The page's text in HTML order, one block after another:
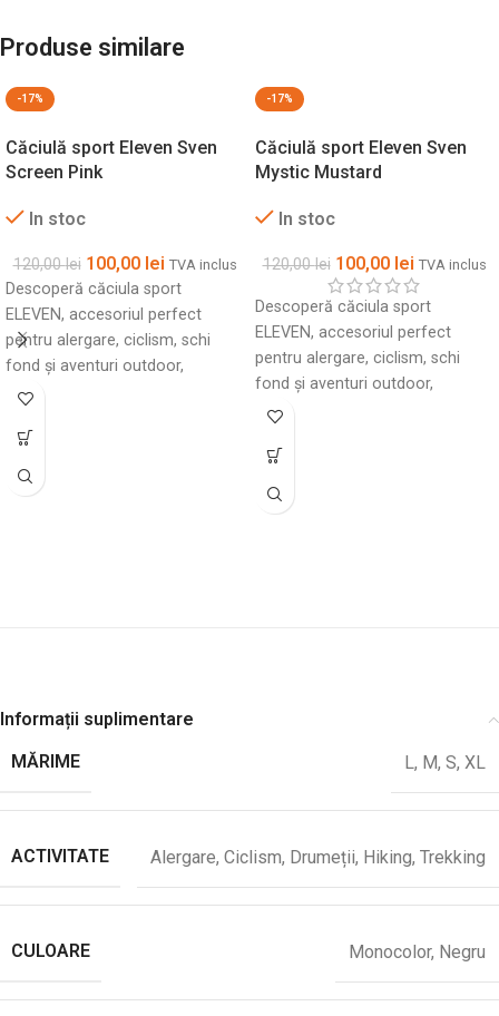
Produse similare
-17%
Căciulă sport Eleven Sven
Screen Pink
In stoc
120,00lei 100,00 lei TVA inclus
Descoperă căciula sport
ELEVEN, accesoriul perfect
pentru alergare, ciclism, schi
fond și aventuri outdoor,
indiferent de sezon. Versatilă, cu
decorativ, se potrivește perfect
pentru orice activitate sportivă.
-17%
Căciulă sport Eleven Sven
Mystic Mustard
In stoc
120,00lei 100,00 lei TVA inclus
Descoperă căciula sport
ELEVEN, accesoriul perfect
pentru alergare, ciclism, schi
fond și aventuri outdoor,
indiferent de sezon. Versatilă, cu
decorativ, se potrivește perfect
pentru orice activitate sportivă.
Informații suplimentare
MĂRIME
L, M, S, XL
ACTIVITATE Alergare, Ciclism, Drumeții, Hiking, Trekking
CULOARE Monocolor, Negru